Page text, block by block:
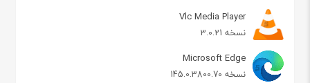
Vlc Media Player
نسخه 3.0.21
Microsoft Edge
نسخه 145.0.3800.70